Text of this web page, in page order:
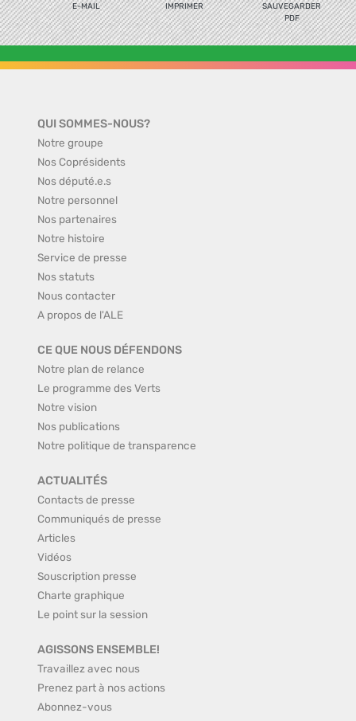
E-MAIL IMPRIMER
SAUVEGARDER
PDF
QUI SOMMES-NOUS?
Notre groupe
Nos Coprésidents
Nos député.e.s
Notre personnel
Nos partenaires
Notre histoire
Service de presse
Nos statuts
Nous contacter
A propos de l'ALE
CE QUE NOUS DÉFENDONS
Notre plan de relance
Le programme des Verts
Notre vision
Nos publications
Notre politique de transparence
ACTUALITÉS
Contacts de presse
Communiqués de presse
Articles
Vidéos
Souscription presse
Charte graphique
Le point sur la session
AGISSONS ENSEMBLE!
Travaillez avec nous
Prenez part à nos actions
Abonnez-vous